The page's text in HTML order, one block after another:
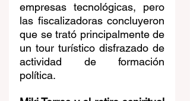
empresas tecnológicas, pero
las fiscalizadoras concluyeron
que se trató principalmente de
un tour turístico disfrazado de
actividad de formación
política.